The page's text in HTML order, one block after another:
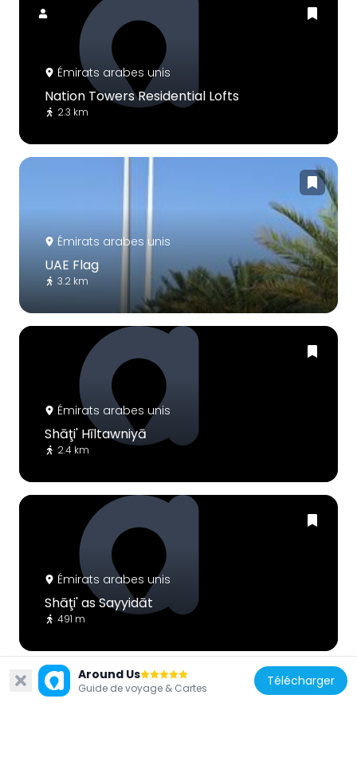
Émirats arabes unis
Nation Towers Residential Lofts
2.3 km
Émirats arabes unis
UAE Flag
3.2 km
Émirats arabes unis
Shāţi' Hīltawniyā
2.4 km
Émirats arabes unis
Shāţi' as Sayyidāt
491 m
Around Us
Guide de voyage & Cartes Télécharger